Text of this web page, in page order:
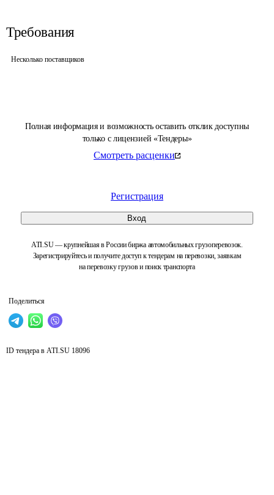
Полная информация и возможность оставить отклик доступны
только с лицензией «Тендеры»
Смотреть расценки
Регистрация
Вход
ATI.SU — крупнейшая в России биржа автомобильных грузоперевозок.
Зарегистрируйтесь и получите доступ к тендерам на перевозки, заявкам
на перевозку грузов и поиск транспорта
Поделиться
Требования
Несколько поставщиков
ID тендера в ATI.SU 18096